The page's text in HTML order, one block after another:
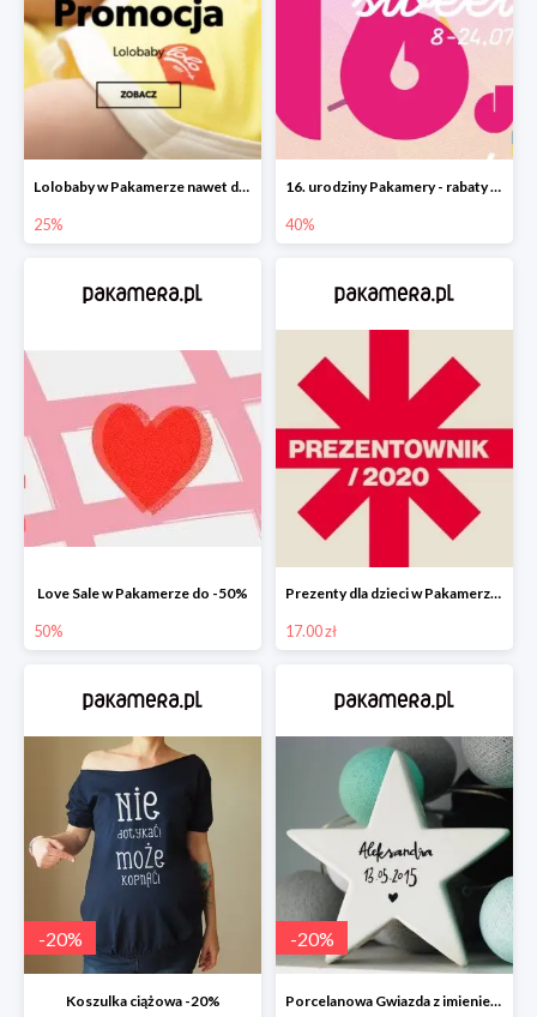
Lolobaby w Pakamerze nawet do 25%
25%
16. urodziny Pakamery - rabaty do -40%
40%
Love Sale w Pakamerze do -50%
50%
Prezenty dla dzieci w Pakamerze od 17 zł
17.00 zł
-20%
Koszulka ciążowa -20%
-20%
Porcelanowa Gwiazda z imieniem i datą urodzenia dziecka -20%